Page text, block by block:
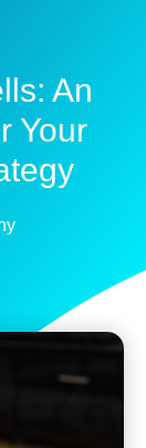
An
Your